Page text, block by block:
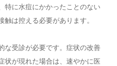
特に水痘にかかったことのない
触は控える必要があります。
な受診が必要です。症状の改善
状が現れた場合は、速やかに医